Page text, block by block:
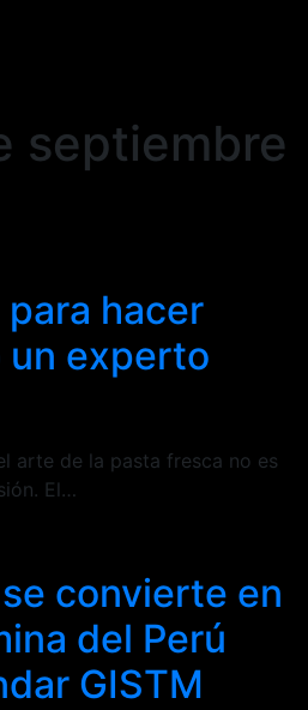
septiembre
hacer
un experto
arte de la pasta fresca no es
El…
convierte en
del Perú
GISTM